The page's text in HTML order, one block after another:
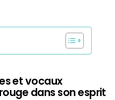
et vocaux
dans son esprit